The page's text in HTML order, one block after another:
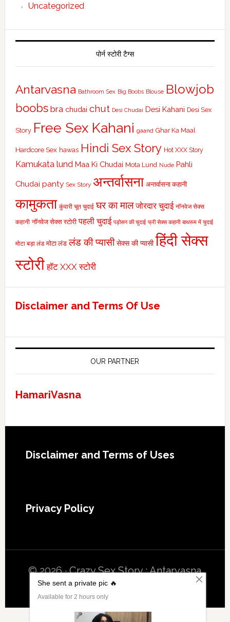
Uncategorized
पोर्न स्टोरी टैग्स
Antarvasna Bathroom Sex Big Boobs Blouse Blowjob
boobs bra chudai chut Desi Chudai Desi Kahani Desi Sex
Story Free Sex Kahani gaand Ghar Ka Maal
Hardcore Sex hawas Hindi Sex Story Hot XXX Story
Kamukata lund Maa Ki Chudai Mota Lund Nude Pahli
Chudai panty Sex Story अन्तर्वासना अन्तर्वासना कहानी
कामुकता कुंवारी चूत चुदाई घर का माल जोरदार चुदाई नॉनवेज सेक्स
कहानी नॉनवेज सेक्स स्टोरी पहली चुदाई पड़ोसन की चुदाई फ्री सेक्स कहानी बाथरूम में चुदाई
मोटा बड़ा लंड मोटा लंड लंड की प्यासी सेक्स की प्यासी हिंदी सेक्स
स्टोरी हॉट XXX स्टोरी
Disclaimer and Terms Of Use
OUR PARTNER
HamariVasna
Footer
Disclaimer and Terms of Uses
Privacy Policy
© 2026 ·Crazy Sex Story : Antarvasna
Porn